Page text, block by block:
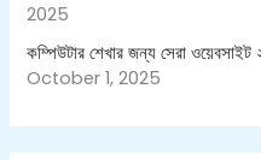
2025
কম্পিউটার শেখার জন্য সেরা ওয়েবসাইট
October 1, 2025